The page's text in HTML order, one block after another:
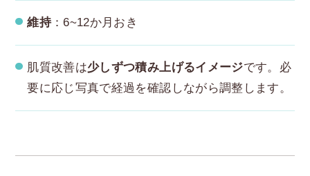
維持：6~12か月おき
肌質改善は少しずつ積み上げるイメージです。必
要に応じ写真で経過を確認しながら調整します。